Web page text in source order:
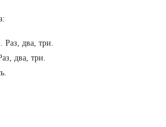
два, три.
два, три.